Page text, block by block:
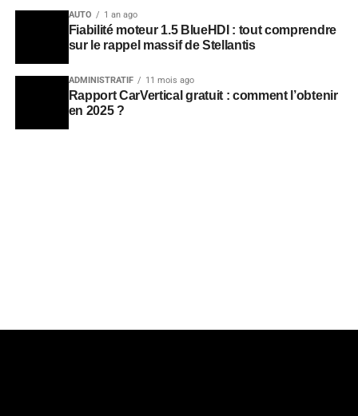
AUTO 1 an ago
Fiabilité moteur 1.5 BlueHDI : tout comprendre
sur le rappel massif de Stellantis
ADMINISTRATIF 11 mois ago
Rapport CarVertical gratuit : comment l’obtenir
en 2025 ?